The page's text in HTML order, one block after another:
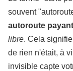
souvent
autoroute
libre. Cela
de rien n'était, à
invisible capte